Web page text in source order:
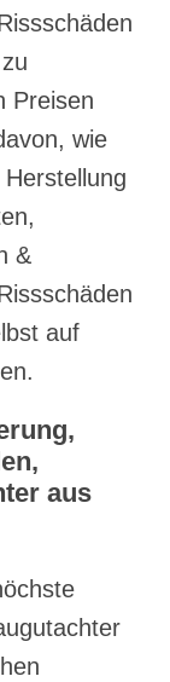
Preisen
wie
&
auf
aus